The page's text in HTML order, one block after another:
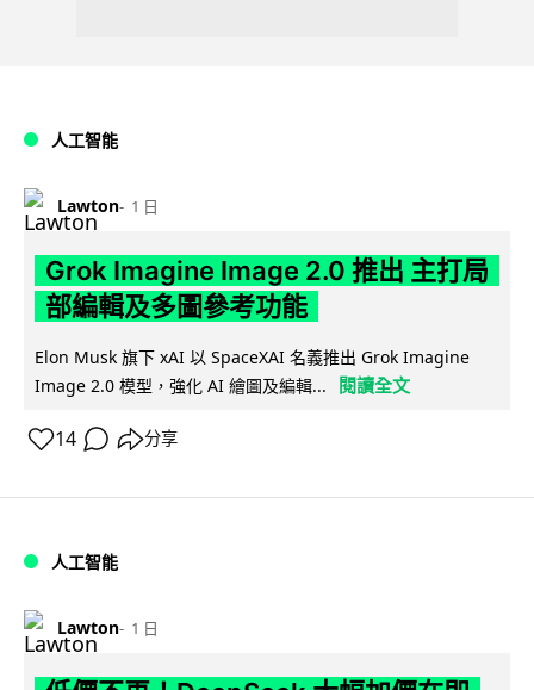
人工智能
Lawton 1 日
Grok Imagine Image 2.0 推出 主打局
部編輯及多圖參考功能
Elon Musk 旗下 xAI 以 SpaceXAI 名義推出 Grok Imagine
Image 2.0 模型，強化 AI 繪圖及編輯...
閱讀全文
14 分享
人工智能
Lawton 1 日